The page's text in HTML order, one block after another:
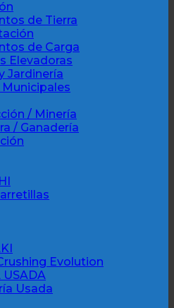
de Tierra
de Carga
Elevadoras
Jardinería
Municipales
/ Minería
/ Ganadería
Evolution
Usada